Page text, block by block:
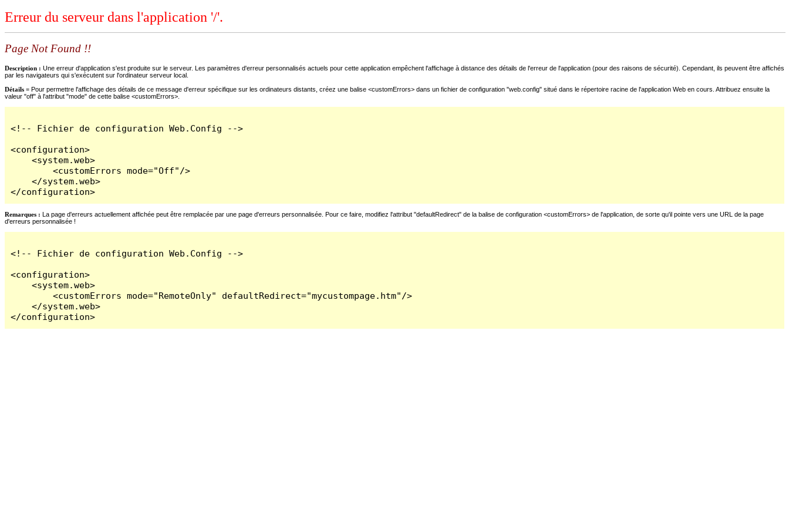
Erreur du serveur dans l'application '/'.
Page Not Found !!
Description : Une erreur d'application s'est produite sur le serveur. Les paramètres d'erreur personnalisés actuels pour cette application empêchent l'affichage à distance des détails de l'erreur de l'application (pour des raisons de sécurité). Cependant, ils peuvent être affichés
par les navigateurs qui s'exécutent sur l'ordinateur serveur local.
Détails = Pour permettre l'affichage des détails de ce message d'erreur spécifique sur les ordinateurs distants, créez une balise <customErrors> dans un fichier de configuration "web.config" situé dans le répertoire racine de l'application Web en cours. Attribuez ensuite la
valeur "off" à l'attribut "mode" de cette balise <customErrors>.
<!-- Fichier de configuration Web.Config -->
<configuration>
    <system.web>
        <customErrors mode="Off"/>
    </system.web>
</configuration>
Remarques : La page d'erreurs actuellement affichée peut être remplacée par une page d'erreurs personnalisée. Pour ce faire, modifiez l'attribut "defaultRedirect" de la balise de configuration <customErrors> de l'application, de sorte qu'il pointe vers une URL de la page
d'erreurs personnalisée !
<!-- Fichier de configuration Web.Config -->
<configuration>
    <system.web>
        <customErrors mode="RemoteOnly" defaultRedirect="mycustompage.htm"/>
    </system.web>
</configuration>